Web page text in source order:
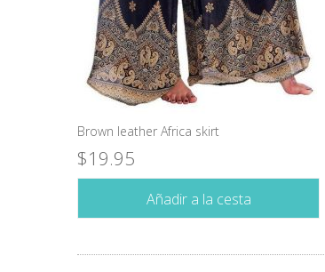
Brown leather Africa skirt
$19.95
Añadir a la cesta